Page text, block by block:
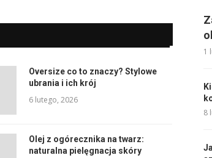
Oversize co to znaczy? Stylowe
ubrania i ich krój
6 lutego, 2026
Olej z ogórecznika na twarz:
naturalna pielęgnacja skóry
1
8